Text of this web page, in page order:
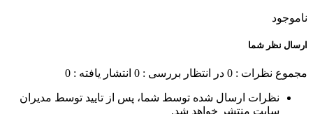
ناموجود
ارسال نظر شما
مجموع نظرات : 0 در انتظار بررسی : 0 انتشار یافته : 0
نظرات ارسال شده توسط شما، پس از تایید توسط مدیران
سایت منتشر خواهد شد.